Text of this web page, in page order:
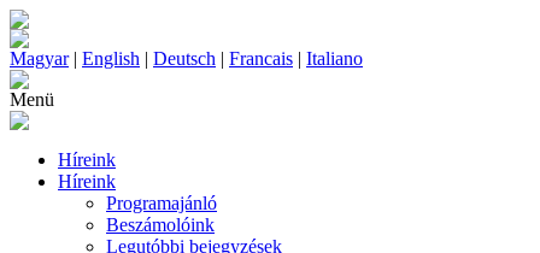
Magyar| English | Deutsch | Francais | Italiano
Menü
Híreink
Híreink
Programajánló
Beszámolóink
Legutóbbi bejegyzések